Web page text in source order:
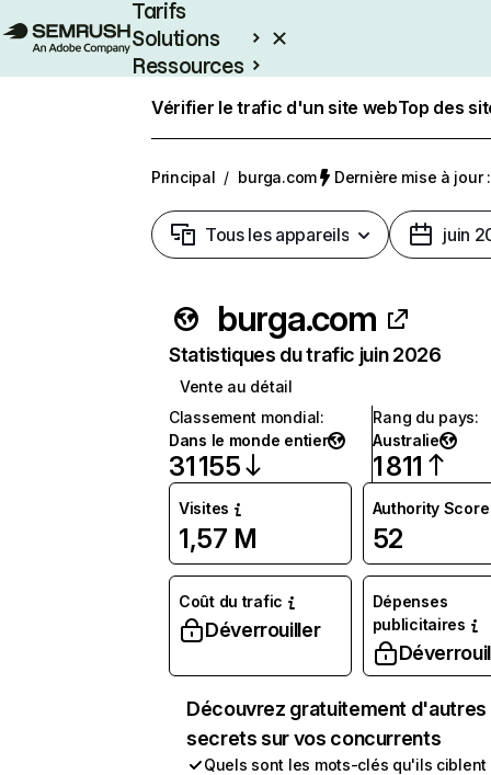
Tarifs
Solutions
Ressources
Vérifier le trafic d'un site webTop des
Principal / burga.com Dernière mise à jour
Tous les appareils juin
burga.com
Statistiques du trafic juin 2026
Vente au détail
Classement mondial:
Dans le monde entier
31 155
Rang du pays:
Australie
1 811
Visites
1,57 M
Authority Score
52
Coût du trafic
Déverrouiller
Dépenses
publicitaires
Découvrez gratuitement d'autres
secrets sur vos concurrents
Quels sont les mots-clés qu'ils ciblent